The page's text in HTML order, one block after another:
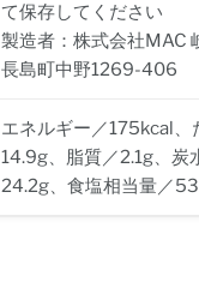
て保存してください
製造者：株式会社MAC
長島町中野1269-406
エネルギー／175kcal、
14.9g、脂質／2.1g、炭
24.2g、食塩相当量／